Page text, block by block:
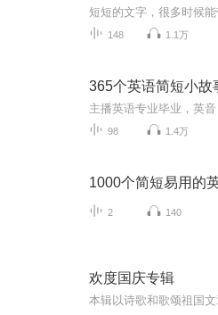
短短的文字，很多时候能
148 1.1万
365个英语简短小故
98 1.4万
1000个简短易用的
2 140
欢度国庆专辑